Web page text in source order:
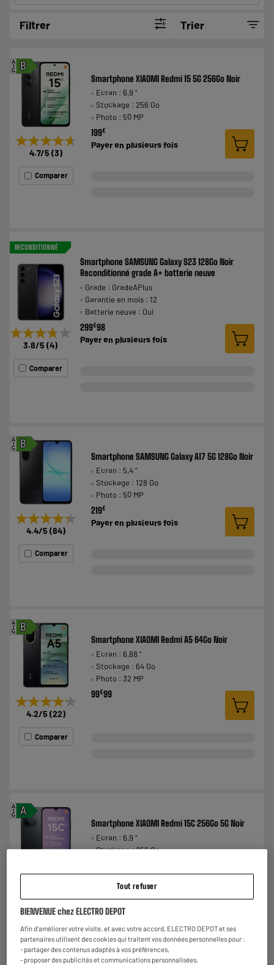
Filtrer Trier
B
A
G
★★★★★
★★★★★
4.7/5 (3)
Comparer
Smartphone XIAOMI Redmi 15 5G 256Go Noir
Ecran : 6,9 "
Stockage : 256 Go
Photo : 50 MP
199€
Payer en plusieurs fois
RECONDITIONNÉ
★★★★★
★★★★★
3.8/5 (4)
Comparer
Smartphone SAMSUNG Galaxy S23 128Go Noir
Reconditionné grade A+ batterie neuve
Grade : GradeAPlus
Garantie en mois : 12
Batterie neuve : Oui
299€98
Payer en plusieurs fois
B
A
G
★★★★★
★★★★★
4.4/5 (84)
Comparer
Smartphone SAMSUNG Galaxy A17 5G 128Go Noir
Ecran : 5,4 "
Stockage : 128 Go
Photo : 50 MP
219€
Payer en plusieurs fois
B
A
G
★★★★★
★★★★★
4.2/5 (22)
Comparer
Smartphone XIAOMI Redmi A5 64Go Noir
Ecran : 6,88 "
Stockage : 64 Go
Photo : 32 MP
99€99
A
A
G
3.5/5(75)
Smartphone XIAOMI Redmi 15C 256Go 5G Noir
Ecran : 6,9 "
Stockage : 256 Go
158€
Payer enplusieurs fois
Tout refuser
BIENVENUE chez ELECTRO DEPOT
Afin d'améliorer votre visite, et avec votre accord, ELECTRO DEPOT et ses
partenaires utilisent des cookies qui traitent vos données personnelles pour :
- partager des contenus adaptés à vos préférences,
- proposer des publicités et communications personnalisées,